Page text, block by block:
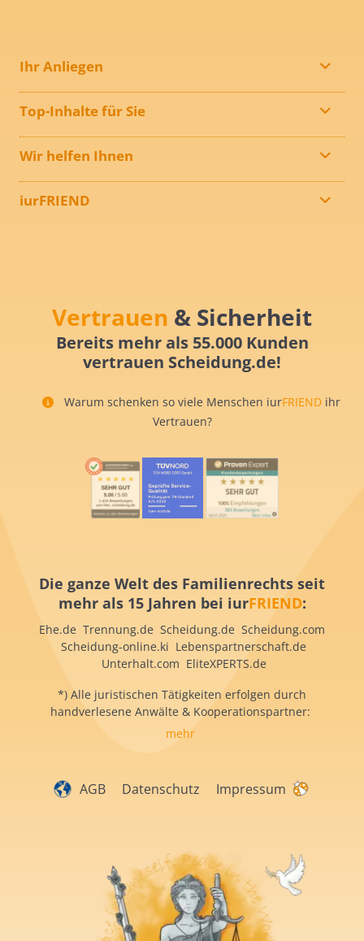
Ihr Anliegen
Top-Inhalte für Sie
Wir helfen Ihnen
iurFRIEND
Vertrauen & Sicherheit
Bereits mehr als 55.000 Kunden
vertrauen Scheidung.de!
Warum schenken so viele Menschen iurFRIEND ihr
Vertrauen?
Die ganze Welt des Familienrechts seit
mehr als 15 Jahren bei iurFRIEND:
Ehe.de Trennung.de Scheidung.de Scheidung.com
Scheidung-online.ki Lebenspartnerschaft.de
Unterhalt.com EliteXPERTS.de
*) Alle juristischen Tätigkeiten erfolgen durch
handverlesene Anwälte & Kooperationspartner:
mehr
AGB Datenschutz Impressum